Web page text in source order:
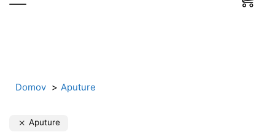
Domov Aputure
Aputure